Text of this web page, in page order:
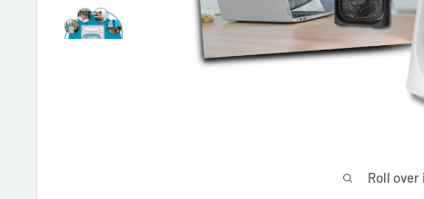
Roll over